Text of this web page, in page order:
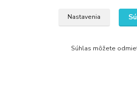
Nastavenia
Súhlas môžete